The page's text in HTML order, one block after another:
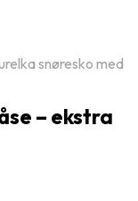
snøresko med
– ekstra